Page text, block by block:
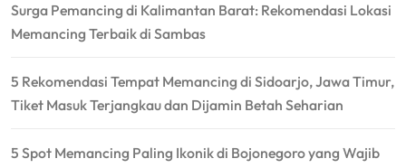
Surga Pemancing di Kalimantan Barat: Rekomendasi Lokasi
Memancing Terbaik di Sambas
5 Rekomendasi Tempat Memancing di Sidoarjo, Jawa Timur,
Tiket Masuk Terjangkau dan Dijamin Betah Seharian
5 Spot Memancing Paling Ikonik di Bojonegoro yang Wajib